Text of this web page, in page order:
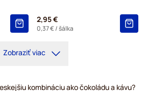
2,95 €
0,37 €/ šálka
Zobraziť viac
kombináciu ako čokoládu a kávu?